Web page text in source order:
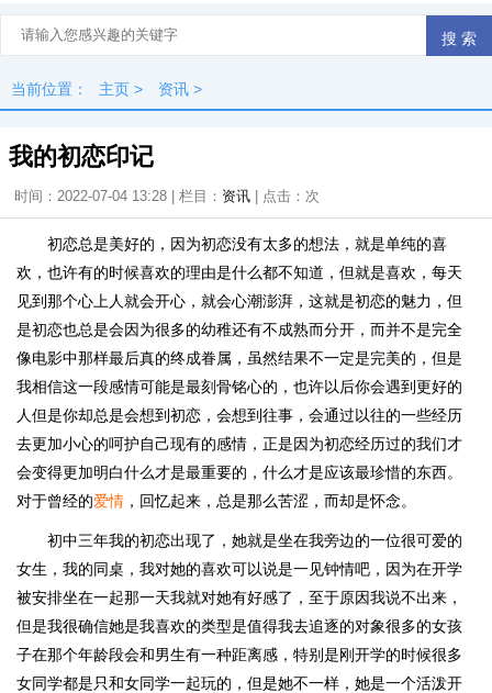
当前位置： 主页 > 资讯 >
我的初恋印记
时间：2022-07-04 13:28 | 栏目： 资讯 | 点击： 次
初恋总是美好的，因为初恋没有太多的想法，就是单纯的喜
欢，也许有的时候喜欢的理由是什么都不知道，但就是喜欢，每天
见到那个心上人就会开心，就会心潮澎湃，这就是初恋的魅力，但
是初恋也总是会因为很多的幼稚还有不成熟而分开，而并不是完全
像电影中那样最后真的终成眷属，虽然结果不一定是完美的，但是
我相信这一段感情可能是最刻骨铭心的，也许以后你会遇到更好的
人但是你却总是会想到初恋，会想到往事，会通过以往的一些经历
去更加小心的呵护自己现有的感情，正是因为初恋经历过的我们才
会变得更加明白什么才是最重要的，什么才是应该最珍惜的东西。
对于曾经的爱情 ，回忆起来，总是那么苦涩，而却是怀念。
初中三年我的初恋出现了，她就是坐在我旁边的一位很可爱的
女生，我的同桌，我对她的喜欢可以说是一见钟情吧，因为在开学
被安排坐在一起那一天我就对她有好感了，至于原因我说不出来，
但是我很确信她是我喜欢的类型是值得我去追逐的对象很多的女孩
子在那个年龄段会和男生有一种距离感，特别是刚开学的时候很多
女同学都是只和女同学一起玩的，但是她不一样，她是一个活泼开